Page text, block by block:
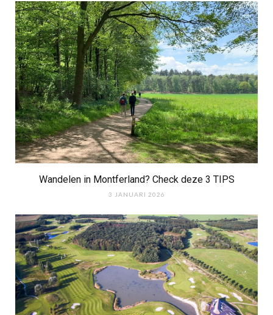
Wandelen in Montferland? Check deze 3 TIPS
3 JANUARI 2026